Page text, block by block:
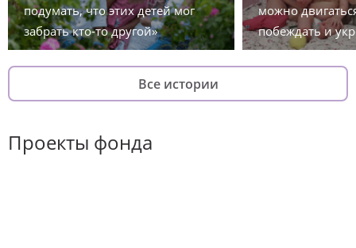
подумать, что этих детей мог
забрать кто-то другой»
можно
побеждать и
Все истории
Проекты фонда